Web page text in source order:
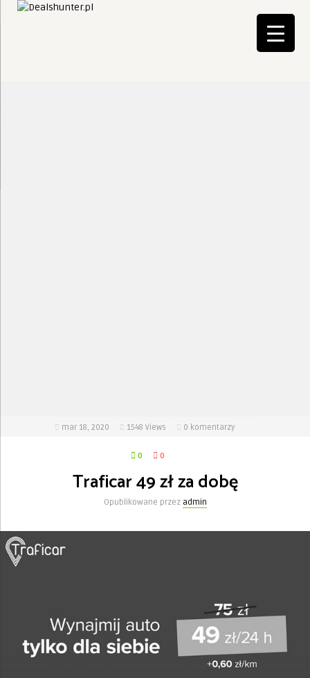
mar 18, 2020 1548 Views 0 komentarzy
0 0
Traficar 49 zł za dobę
Opublikowane przez admin